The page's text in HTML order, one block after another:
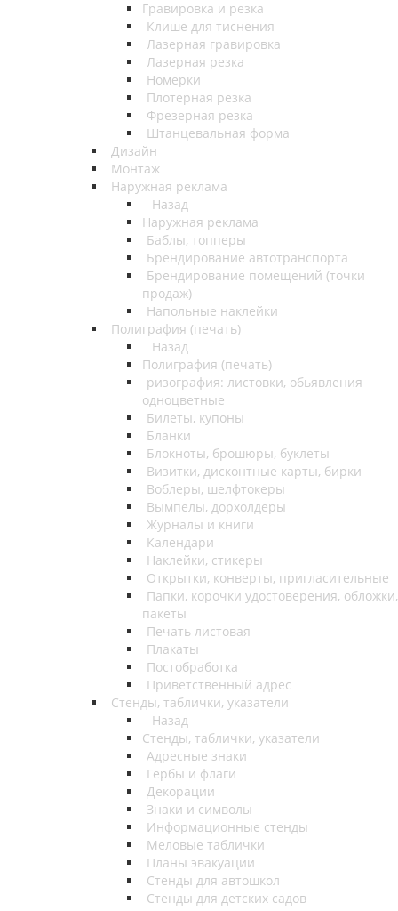
Гравировка и резка
Клише для тиснения
Лазерная гравировка
Лазерная резка
Номерки
Плотерная резка
Фрезерная резка
Штанцевальная форма
Дизайн
Монтаж
Наружная реклама
Назад
Наружная реклама
Баблы, топперы
Брендирование автотранспорта
Брендирование помещений (точки
продаж)
Напольные наклейки
Полиграфия (печать)
Назад
Полиграфия (печать)
ризография: листовки, обьявления
одноцветные
Билеты, купоны
Бланки
Блокноты, брошюры, буклеты
Визитки, дисконтные карты, бирки
Воблеры, шелфтокеры
Вымпелы, дорхолдеры
Журналы и книги
Календари
Наклейки, стикеры
Открытки, конверты, пригласительные
Папки, корочки удостоверения, обложки,
пакеты
Печать листовая
Плакаты
Постобработка
Приветственный адрес
Стенды, таблички, указатели
Назад
Стенды, таблички, указатели
Адресные знаки
Гербы и флаги
Декорации
Знаки и символы
Информационные стенды
Меловые таблички
Планы эвакуации
Стенды для автошкол
Стенды для детских садов